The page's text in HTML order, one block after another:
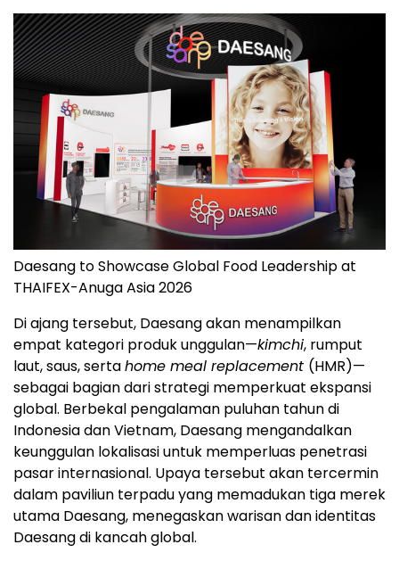
Daesang to Showcase Global Food Leadership at
THAIFEX-Anuga Asia 2026
Di ajang tersebut, Daesang akan menampilkan
empat kategori produk unggulan—kimchi, rumput
laut, saus, sertahome meal replacement (HMR)—
sebagai bagian dari strategi memperkuat ekspansi
global. Berbekal pengalaman puluhan tahun di
Indonesia dan Vietnam, Daesang mengandalkan
keunggulan lokalisasi untuk memperluas penetrasi
pasar internasional. Upaya tersebut akan tercermin
dalam paviliun terpadu yang memadukan tiga merek
utama Daesang, menegaskan warisan dan identitas
Daesang di kancah global.